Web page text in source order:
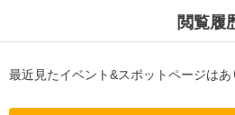
閲覧履
最近見たイベント&スポットページはあ